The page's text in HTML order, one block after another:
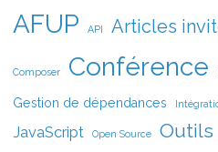
AFUP API Articles
Composer Conférence
Gestion de dépendances
JavaScript Open Source Outils